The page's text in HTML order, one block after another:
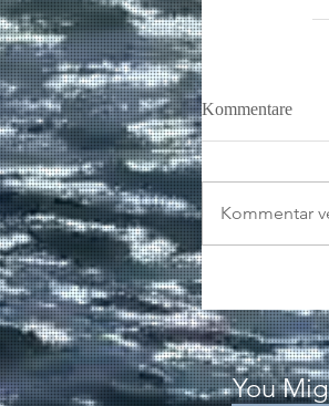
Kommentare
Kommentar
You